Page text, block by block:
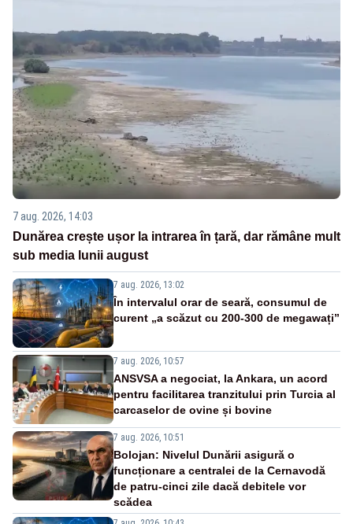
7 aug. 2026, 14:03
Dunărea crește ușor la intrarea în țară, dar rămâne mult
sub media lunii august
7 aug. 2026, 13:02
În intervalul orar de seară, consumul de
curent „a scăzut cu 200-300 de megawați”
7 aug. 2026, 10:57
ANSVSA a negociat, la Ankara, un acord
pentru facilitarea tranzitului prin Turcia al
carcaselor de ovine și bovine
7 aug. 2026, 10:51
Bolojan: Nivelul Dunării asigură o
funcționare a centralei de la Cernavodă
de patru-cinci zile dacă debitele vor
scădea